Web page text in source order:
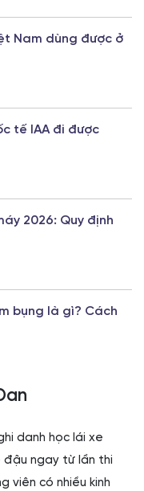
Nam dùng được ở
tế IAA đi được
2026: Quy định
bụng là gì? Cách
danh học lái xe
đậu ngay từ lần thi
viên có nhiều kinh